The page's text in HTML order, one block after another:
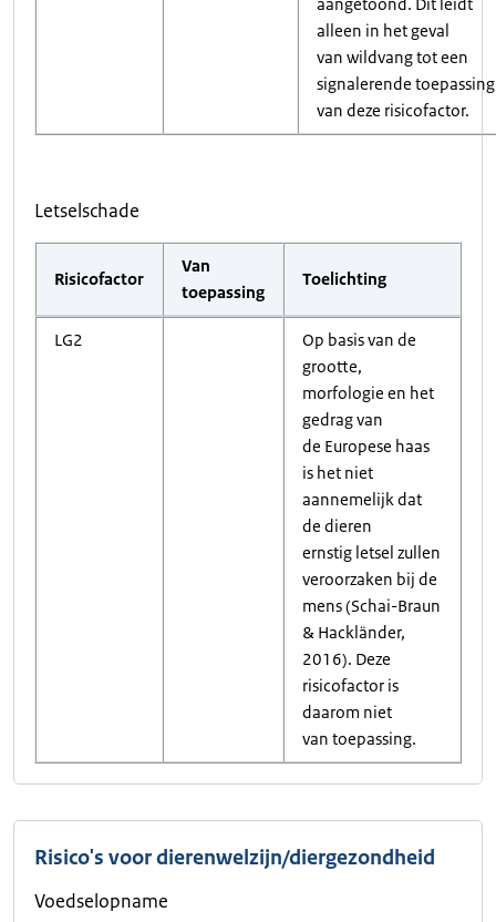
alleen in het geval
van wildvang tot een
signalerende toepassing
van deze risicofactor.
Letselschade
Risicofactor
Van
toepassing
Toelichting
LG2
Op basis van de
grootte,
morfologie en het
gedrag van
de Europese haas
is het niet
aannemelijk dat
de dieren
ernstig letsel zullen
veroorzaken bij de
mens (Schai-Braun
& Hackländer,
2016). Deze
risicofactor is
daarom niet
van toepassing.
Risico's voor dierenwelzijn/diergezondheid
Voedselopname